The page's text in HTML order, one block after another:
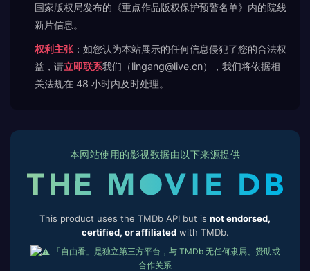
国家版权局发布的《重点作品版权保护预警名单》内的院线
新片信息。
权利主张 ：如您认为本站展示的任何信息侵犯了您的合法权
益，请立即联系我们（lingang@live.cn），我们将依据相
关法规在 48 小时内及时处理。
本网站使用的影视数据由以下来源提供
This product uses the TMDb API but is not endorsed,
certified, or affiliatedwith TMDb.
「自由看」是独立第三方平台，与 TMDb 无任何隶属、赞助或
合作关系